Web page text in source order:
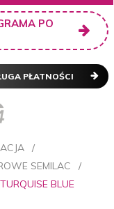
PO
PŁATNOŚCI
SEMILAC
BLUE